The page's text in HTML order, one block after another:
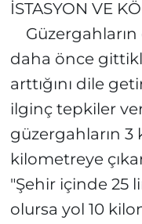
İSTASYON VE
daha önce
arttığını dile
ilginç tepkiler
güzergahların
kilometreye
"Şehir içinde 25
olursa yol 10